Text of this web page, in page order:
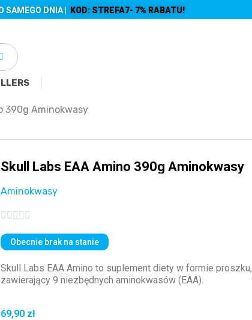
SAMEGO DNIA | KOD: STREFA7- 7% RABATU!
390g Aminokwasy
Skull Labs EAA Amino 390g Aminokwasy
Aminokwasy
    
Obecnie brak na stanie
Skull Labs EAA Amino to suplement diety w formie proszku,
zawierający 9 niezbędnych aminokwasów (EAA).
69,90 zł